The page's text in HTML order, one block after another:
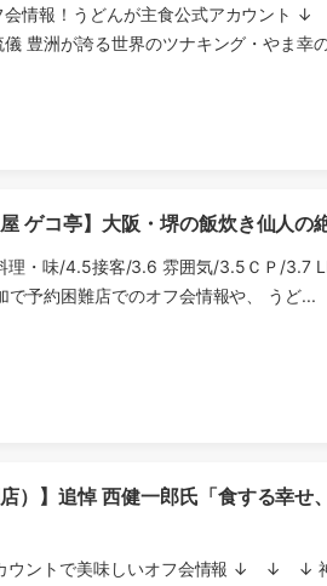
会情報！うどんが主食公式アカウン
儀 豊洲が誇る世界のツナキング・やま幸
屋 ゲコ亭】大阪・堺の飯炊き仙人の
・味/4.5接客/3.6 雰囲気/3.5ＣＰ/3.7
で予約困難店でのオフ会情報や、 うど...
店）】追悼 西健一郎氏「食する幸
ウントで美味しいオフ会情報 ↓ ↓ ↓